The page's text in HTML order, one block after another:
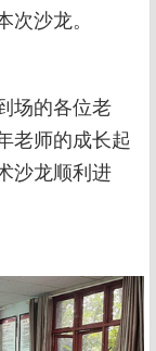
次沙龙。
场的各位老
老师的成长起
沙龙顺利进